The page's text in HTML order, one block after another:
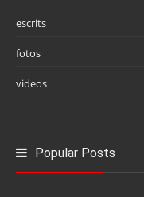
escrits
fotos
videos
Popular Posts